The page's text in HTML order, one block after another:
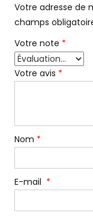
Votre adresse de
champs
Votre note *
Votre avis *
Nom *
E-mail *